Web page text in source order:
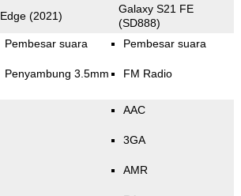
Edge (2021)
Galaxy S21 FE
(SD888)
Pembesar suara
Penyambung 3.5mm
Pembesar suara
FM Radio
AAC
3GA
AMR